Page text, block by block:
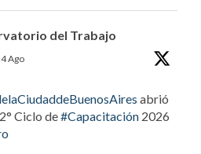
del Trabajo
4 Ago
abrió
Ciclo de#Capacitación 2026